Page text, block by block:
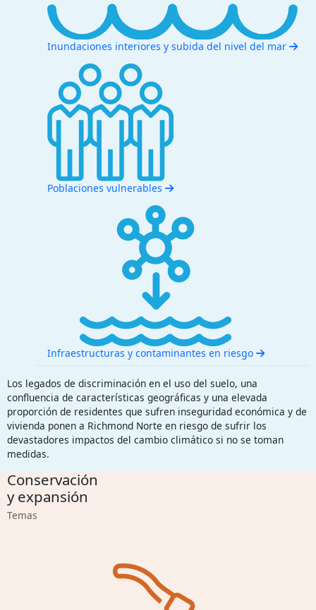
Inundaciones interiores y subida del nivel del mar
Poblaciones vulnerables
Infraestructuras y contaminantes en riesgo
Los legados de discriminación en el uso del suelo, una
confluencia de características geográficas y una elevada
proporción de residentes que sufren inseguridad económica y de
vivienda ponen a Richmond Norte en riesgo de sufrir los
devastadores impactos del cambio climático si no se toman
medidas.
Conservación
y expansión
Temas